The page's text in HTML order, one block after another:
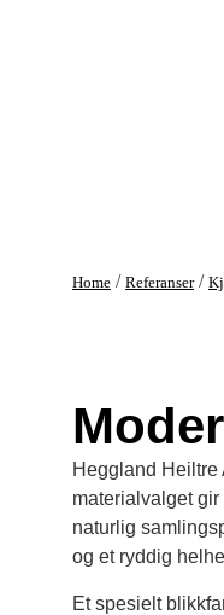
Home / Referanser/
Heggland
materialvalget
naturlig
og et ryddig
Et spesielt